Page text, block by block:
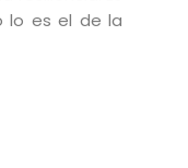
lo es el de la